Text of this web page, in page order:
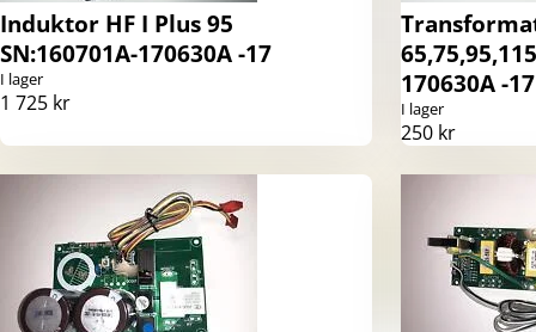
Induktor HF I Plus 95
SN:160701A-170630A -17
I lager
1 725 kr
170630A -17
I lager
250 kr